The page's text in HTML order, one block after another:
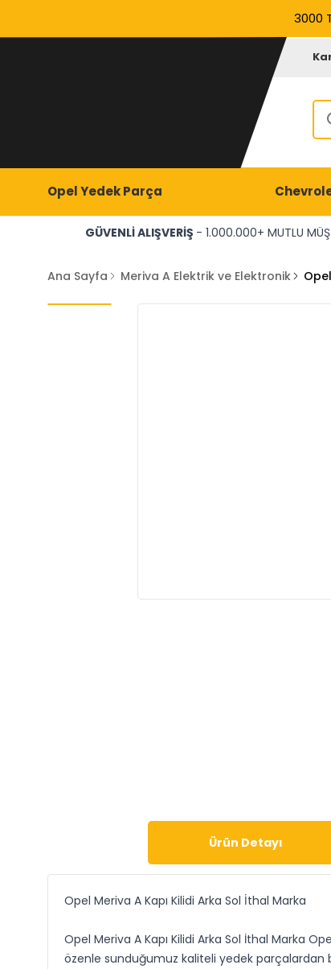
3000
Opel Yedek Parça
GÜVENLİ ALIŞVERİŞ - 1.000.000+ MUTLU
Ana Sayfa Meriva A Elektrik ve Elektronik
Ürün Detayı
Opel Meriva A Kapı Kilidi Arka Sol İthal Marka
Opel Meriva A Kapı Kilidi Arka Sol İthal Marka
özenle sunduğumuz kaliteli yedek parçalardan